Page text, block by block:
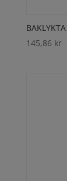
BAKLYKTA
145,86 kr